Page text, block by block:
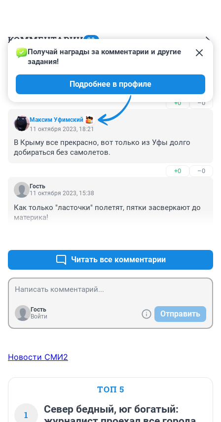
КОММЕНТАРИИ 20
Гость
газетенка льет воду на мельницу цру
+0 –0
Максим Уфимский
Получай награды за комментарии и другие
задания!
Подробнее в профиле
11 октября 2023, 18:21
В Крыму все прекрасно, вот только из Уфы долго
добираться без самолетов.
+0 –0
Гость
11 октября 2023, 15:38
Как только "ласточки" полетят, пятки засверкают до
материка!
Читать все комментарии
Гость
Войти
Отправить
Новости СМИ2
ТОП 5
1
Север бедный, юг богатый: